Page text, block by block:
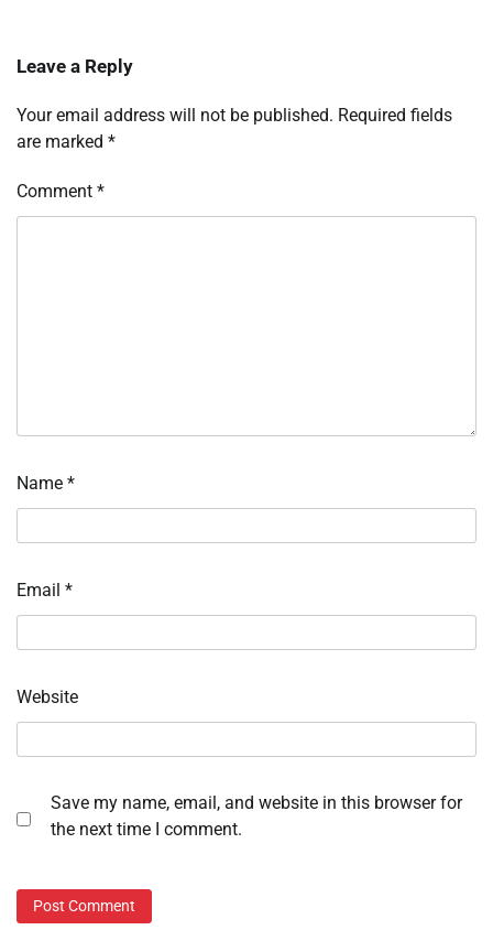
Leave a Reply
Your email address will not be published. Required fields
are marked *
Comment *
Name *
Email *
Website
Save my name, email, and website in this browser for
the next time I comment.